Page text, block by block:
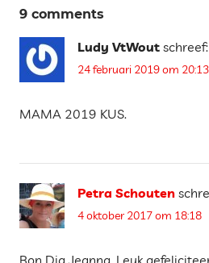
DAGBOEK
2017
EMIGRATIE
STRUGGLES
OVERLEVEN
9 comments
Ludy VtWout schreef:
24 februari 2019 om 20:13
MAMA 2019 KUS.
Petra Schouten
4 oktober 2017 om 18:18